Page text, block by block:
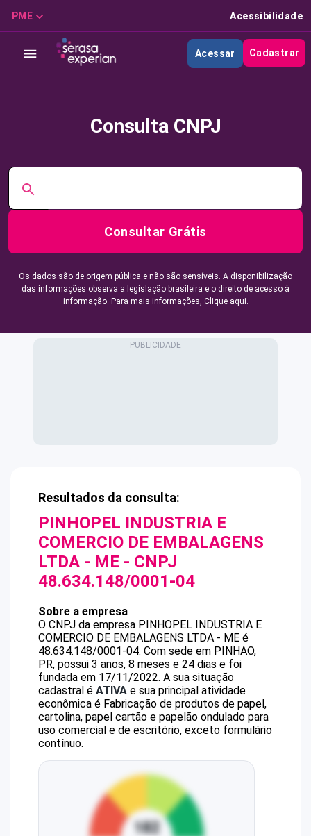
PME Acessibilidade
Acessar Cadastrar
Consulta CNPJ
Consultar Grátis
Os dados são de origem pública e não são sensíveis. A disponibilização
das informações observa a legislação brasileira e o direito de acesso à
informação. Para mais informações, Clique aqui.
Resultados da consulta:
PINHOPEL INDUSTRIA E
COMERCIO DE EMBALAGENS
LTDA - ME - CNPJ
48.634.148/0001-04
Sobre a empresa
O CNPJ da empresa PINHOPEL INDUSTRIA E
COMERCIO DE EMBALAGENS LTDA - ME é
48.634.148/0001-04. Com sede em PINHAO,
PR, possui 3 anos, 8 meses e 24 dias e foi
fundada em 17/11/2022. A sua situação
cadastral é ATIVA e sua principal atividade
econômica é Fabricação de produtos de papel,
cartolina, papel cartão e papelão ondulado para
uso comercial e de escritório, exceto formulário
contínuo.